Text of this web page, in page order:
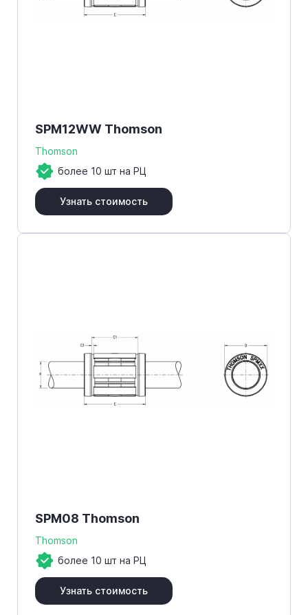
SPM12WW Thomson
Thomson
более 10 шт на РЦ
Узнать стоимость
SPM08 Thomson
Thomson
более 10 шт на РЦ
Узнать стоимость